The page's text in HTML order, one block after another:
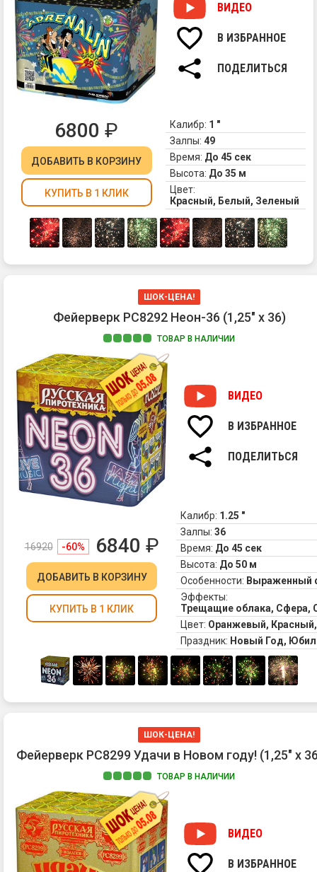
ВИДЕО
В ИЗБРАННОЕ
ПОДЕЛИТЬСЯ
6800 ₽
ДОБАВИТЬ В КОРЗИНУ
КУПИТЬ В 1 КЛИК
Калибр: 1 "
Залпы: 49
Время: До 45 сек
Высота: До 35 м
Цвет:
Красный, Белый, Зеленый
ШОК-ЦЕНА!
Фейерверк РС8292 Неон-36 (1,25" х 36)
ТОВАР В НАЛИЧИИ
ВИДЕО
В ИЗБРАННОЕ
ПОДЕЛИТЬСЯ
16920 -60% 6840 ₽
ДОБАВИТЬ В КОРЗИНУ
КУПИТЬ В 1 КЛИК
Калибр: 1.25 "
Залпы: 36
Время: До 45 сек
Высота: До 50 м
Особенности: Выраженный
Эффекты:
Трещащие облака, Сфера,
Цвет: Оранжевый,
Праздник: Новый Год,
ШОК-ЦЕНА!
Фейерверк РС8299 Удачи в Новом году! (1,25" х
ТОВАР В НАЛИЧИИ
ВИДЕО
В ИЗБРАННОЕ